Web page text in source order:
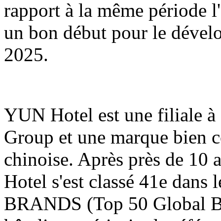
rapport à la même période
un bon début pour le
2025.
YUN Hotel est une filiale
Group et une marque bien
chinoise. Après près de 10
Hotel s'est classé 41e
BRANDS (Top 50 Global